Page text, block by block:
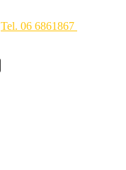
Tel. 06 6861867